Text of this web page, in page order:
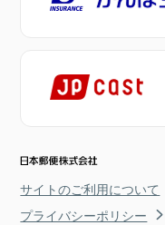
サイトのご利用について
プライバシーポリシー